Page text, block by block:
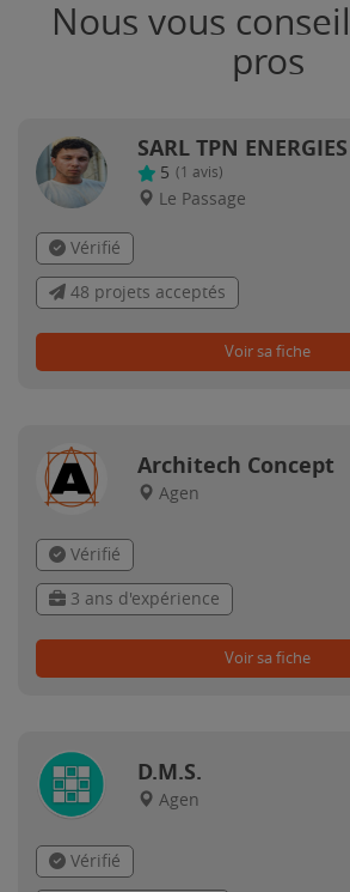
Nous vous
pros
SARL TPN ENERGIES
5 (1 avis)
Le Passage
Vérifié
48 projets acceptés
Voir sa fiche
Architech Concept
Agen
Vérifié
3 ans d'expérience
Voir sa fiche
D.M.S.
Agen
Vérifié